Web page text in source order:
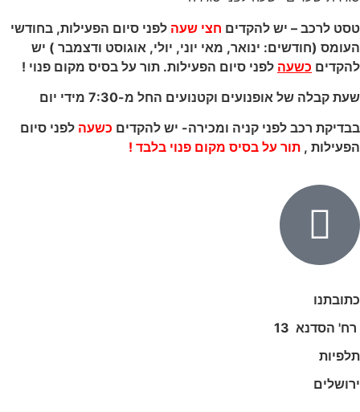
טסט לרכב – יש להקדים חצי שעה לפני סיום הפעילות, בחודשי
העומס (חודשים: ינואר, מאי יוני, יולי, אוגוסט ודצמבר ) יש
להקדים כשעה לפני סיום הפעילות. תור על בסיס מקום פנוי !
שעת קבלה של אופנועים וקטנועים החל מ-7:30 מידי יום
בבדיקת רכב לפני קניה ומכירה- יש להקדים כשעה לפני סיום
הפעילות , תור על בסיס מקום פנוי בלבד !
כתובתנו
רח' הסדנא 13
תלפיות
ירושלים